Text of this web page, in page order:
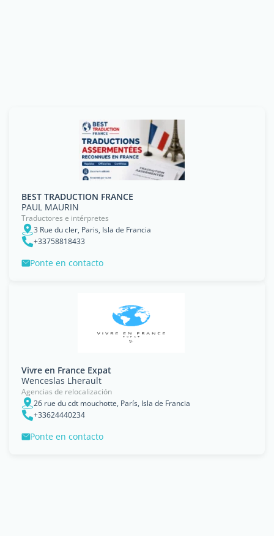
BEST TRADUCTION FRANCE
PAUL MAURIN
Traductores e intérpretes
3 Rue du cler, Paris, Isla de Francia
+33758818433
Ponte en contacto
Vivre en France Expat
Wenceslas Lherault
Agencias de relocalización
26 rue du cdt mouchotte, París, Isla de Francia
+33624440234
Ponte en contacto